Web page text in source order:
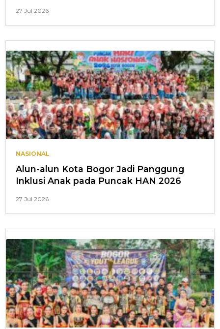
27 Jul 2026
NASIONAL
Alun-alun Kota Bogor Jadi Panggung
Inklusi Anak pada Puncak HAN 2026
27 Jul 2026